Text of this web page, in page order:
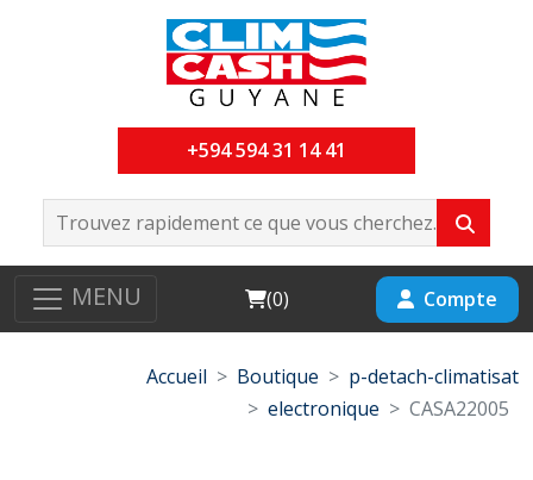
+594 594 31 14 41
MENU Cart
(0) Compte
Accueil Boutique
p-detach-climatisat
electronique
CASA22005